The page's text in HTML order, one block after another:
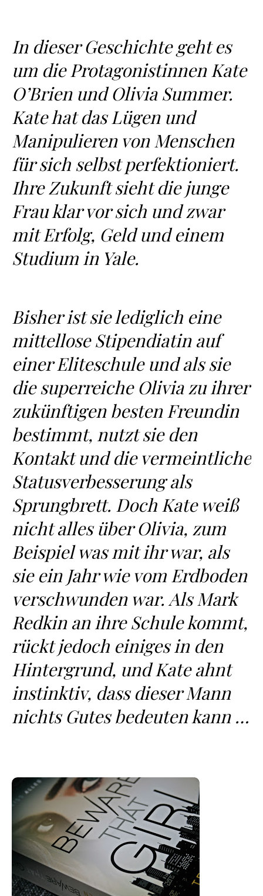
In dieser Geschichte geht es
um die Protagonistinnen Kate
O’Brien und Olivia Summer.
Kate hat das Lügen und
Manipulieren von Menschen
für sich selbst perfektioniert.
Ihre Zukunft sieht die junge
Frau klar vor sich und zwar
mit Erfolg, Geld und einem
Studium in Yale.
Bisher ist sie lediglich eine
mittellose Stipendiatin auf
einer Eliteschule und als sie
die superreiche Olivia zu ihrer
zukünftigen besten Freundin
bestimmt, nutzt sie den
Kontakt und die vermeintliche
Statusverbesserung als
Sprungbrett. Doch Kate weiß
nicht alles über Olivia, zum
Beispiel was mit ihr war, als
sie ein Jahr wie vom Erdboden
verschwunden war. Als Mark
Redkin an ihre Schule kommt,
rückt jedoch einiges in den
Hintergrund, und Kate ahnt
instinktiv, dass dieser Mann
nichts Gutes bedeuten kann …